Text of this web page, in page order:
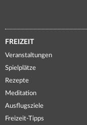
FREIZEIT
Veranstaltungen
Spielplätze
Rezepte
Meditation
Ausflugsziele
Freizeit-Tipps